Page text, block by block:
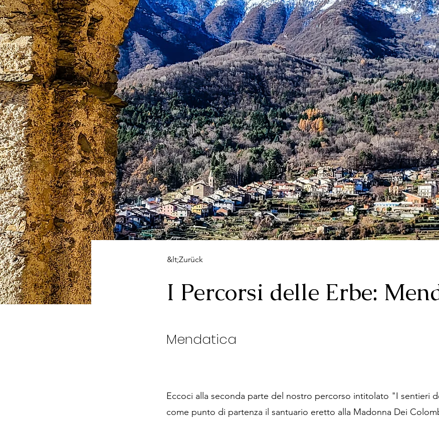
&lt;Zurück
I Percorsi delle Erbe:
Mendatica
Eccoci alla seconda parte del nostro percorso intitolato "I sentieri
come punto di partenza il santuario eretto alla Madonna Dei